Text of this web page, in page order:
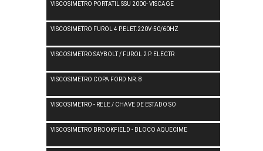
VISCOSIMETRO PORTATIL SSU 2000- VISCAGE
VISCOSIMETRO FUROL 4 P.ELET.220V-50/60HZ
VISCOSIMETRO SAYBOLT / FUROL 2 P. ELECTR
VISCOSIMETRO COPA FORD NR. 8
VISCOSIMETRO - RELE / CHAVE DE ESTADO SO
VISCOSIMETRO BROOKFIELD - BLOCO AQUECIME